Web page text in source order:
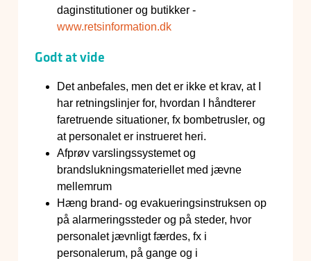
daginstitutioner og butikker -
www.retsinformation.dk
Godt at vide
Det anbefales, men det er ikke et krav, at I
har retningslinjer for, hvordan I håndterer
faretruende situationer, fx bombetrusler, og
at personalet er instrueret heri.
Afprøv varslingssystemet og
brandslukningsmateriellet med jævne
mellemrum
Hæng brand- og evakueringsinstruksen op
på alarmeringssteder og på steder, hvor
personalet jævnligt færdes, fx i
personalerum, på gange og i